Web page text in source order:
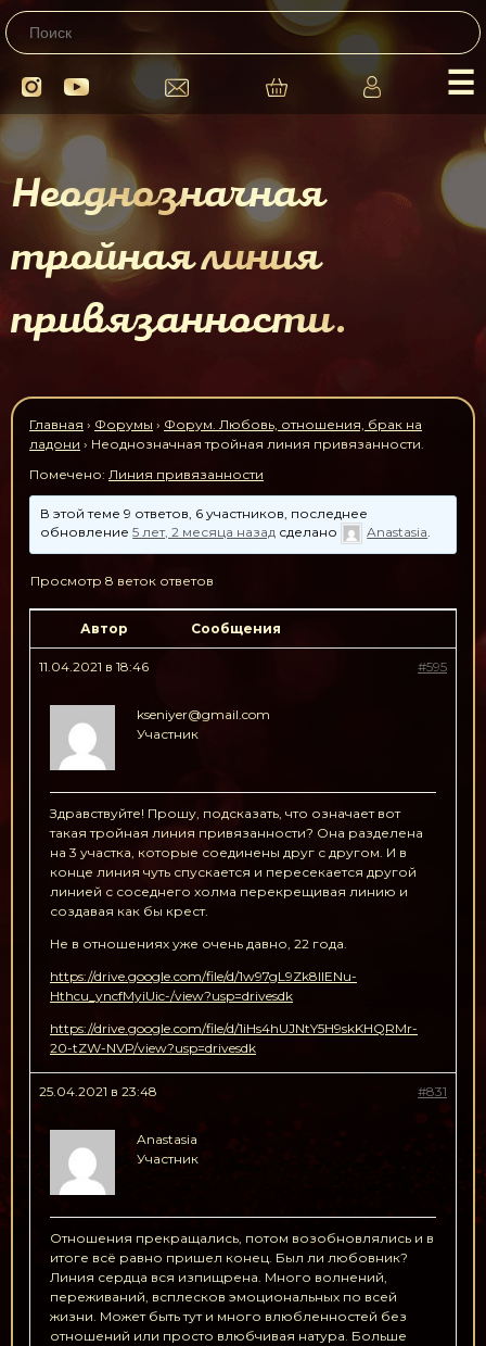
☰
Неоднозначная
тройная линия
привязанности.
Главная › Форумы › Форум. Любовь, отношения, брак на
ладони › Неоднозначная тройная линия привязанности.
Помечено: Линия привязанности
В этой теме 9 ответов, 6 участников, последнее
обновление5 лет, 2 месяца назад сделано Anastasia.
Просмотр 8 веток ответов
Автор Сообщения
11.04.2021 в 18:46 #595
kseniyer@gmail.com
Участник
Здравствуйте! Прошу, подсказать, что означает вот
такая тройная линия привязанности? Она разделена
на 3 участка, которые соединены друг с другом. И в
конце линия чуть спускается и пересекается другой
линией с соседнего холма перекрещивая линию и
создавая как бы крест.
Не в отношениях уже очень давно, 22 года.
https://drive.google.com/file/d/1w97gL9Zk8lIENu-
Hthcu_yncfMyiUic-/view?usp=drivesdk
https://drive.google.com/file/d/1iHs4hUJNtY5H9skKHQRMr-
20-tZW-NVP/view?usp=drivesdk
25.04.2021 в 23:48 #831
Anastasia
Участник
Отношения прекращались, потом возобновлялись и в
итоге всё равно пришел конец. Был ли любовник?
Линия сердца вся изпищрена. Много волнений,
переживаний, всплесков эмоциональных по всей
жизни. Может быть тут и много влюбленностей без
отношений или просто влюбчивая натура. Больше